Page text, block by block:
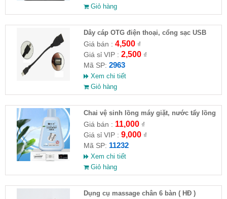
Giỏ hàng
Dây cáp OTG điện thoại, cổng sạc USB
Giá bán : 4,500₫
Giá sỉ VIP : 2,500₫
Mã SP: 2963
Xem chi tiết
Giỏ hàng
Chai vệ sinh lồng máy giặt, nước tẩy lồng
máy giặt CLEANING FLUID
Giá bán : 11,000₫
Giá sỉ VIP : 9,000₫
Mã SP: 11232
Xem chi tiết
Giỏ hàng
Dụng cụ massage chân 6 bàn ( HĐ )